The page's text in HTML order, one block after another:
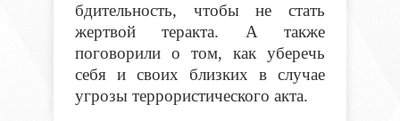
бдительность, чтобы не стать
жертвой теракта. А также
поговорили о том, как уберечь
себя и своих близких в случае
угрозы террористического акта.